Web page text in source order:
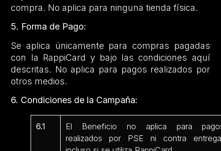
compra. No aplica para ninguna tienda física.
5. Forma de Pago:
Se aplica únicamente para compras pagadas
con la RappiCard y bajo las condiciones aquí
descritas. No aplica para pagos realizados por
otros medios.
6. Condiciones de la Campaña:
6.1
El Beneficio no aplica para
realizados por PSE ni contra